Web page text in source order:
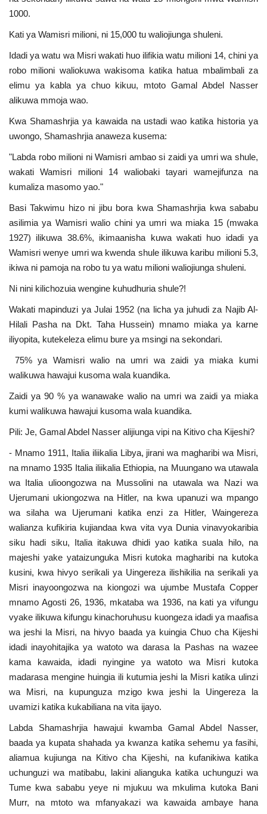
Nafasi
Washiriki
Maonyesho
Wadhamini
Language
English Swahili español
French Arabic
1000.
Kati ya Wamisri milioni, ni 15,000 tu waliojiunga shuleni.
Idadi ya watu wa Misri wakati huo ilifikia watu milioni 14, chini ya
robo milioni waliokuwa wakisoma katika hatua mbalimbali za
elimu ya kabla ya chuo kikuu, mtoto Gamal Abdel Nasser
alikuwa mmoja wao.
Kwa Shamashrjia ya kawaida na ustadi wao katika historia ya
uwongo, Shamashrjia anaweza kusema:
"Labda robo milioni ni Wamisri ambao si zaidi ya umri wa shule,
wakati Wamisri milioni 14 waliobaki tayari wamejifunza na
kumaliza masomo yao."
Basi Takwimu hizo ni jibu bora kwa Shamashrjia kwa sababu
asilimia ya Wamisri walio chini ya umri wa miaka 15 (mwaka
1927) ilikuwa 38.6%, ikimaanisha kuwa wakati huo idadi ya
Wamisri wenye umri wa kwenda shule ilikuwa karibu milioni 5.3,
ikiwa ni pamoja na robo tu ya watu milioni waliojiunga shuleni.
Ni nini kilichozuia wengine kuhudhuria shule?!
Wakati mapinduzi ya Julai 1952 (na licha ya juhudi za Najib Al-
Hilali Pasha na Dkt. Taha Hussein) mnamo miaka ya karne
iliyopita, kutekeleza elimu bure ya msingi na sekondari.
75% ya Wamisri walio na umri wa zaidi ya miaka kumi
walikuwa hawajui kusoma wala kuandika.
Zaidi ya 90 % ya wanawake walio na umri wa zaidi ya miaka
kumi walikuwa hawajui kusoma wala kuandika.
Pili: Je, Gamal Abdel Nasser alijiunga vipi na Kitivo cha Kijeshi?
- Mnamo 1911, Italia iliikalia Libya, jirani wa magharibi wa Misri,
na mnamo 1935 Italia iliikalia Ethiopia, na Muungano wa utawala
wa Italia ulioongozwa na Mussolini na utawala wa Nazi wa
Ujerumani ukiongozwa na Hitler, na kwa upanuzi wa mpango
wa silaha wa Ujerumani katika enzi za Hitler, Waingereza
walianza kufikiria kujiandaa kwa vita vya Dunia vinavyokaribia
siku hadi siku, Italia itakuwa dhidi yao katika suala hilo, na
majeshi yake yataizunguka Misri kutoka magharibi na kutoka
kusini, kwa hivyo serikali ya Uingereza ilishikilia na serikali ya
Misri inayoongozwa na kiongozi wa ujumbe Mustafa Copper
mnamo Agosti 26, 1936, mkataba wa 1936, na kati ya vifungu
vyake ilikuwa kifungu kinachoruhusu kuongeza idadi ya maafisa
wa jeshi la Misri, na hivyo baada ya kuingia Chuo cha Kijeshi
idadi inayohitajika ya watoto wa darasa la Pashas na wazee
kama kawaida, idadi nyingine ya watoto wa Misri kutoka
madarasa mengine huingia ili kutumia jeshi la Misri katika ulinzi
wa Misri, na kupunguza mzigo kwa jeshi la Uingereza la
uvamizi katika kukabiliana na vita ijayo.
Labda Shamashrjia hawajui kwamba Gamal Abdel Nasser,
baada ya kupata shahada ya kwanza katika sehemu ya fasihi,
aliamua kujiunga na Kitivo cha Kijeshi, na kufanikiwa katika
uchunguzi wa matibabu, lakini alianguka katika uchunguzi wa
Tume kwa sababu yeye ni mjukuu wa mkulima kutoka Bani
Murr, na mtoto wa mfanyakazi wa kawaida ambaye hana